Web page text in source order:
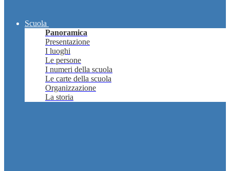
Scuola
Panoramica
Presentazione
I luoghi
Le persone
I numeri della scuola
Le carte della scuola
Organizzazione
La storia